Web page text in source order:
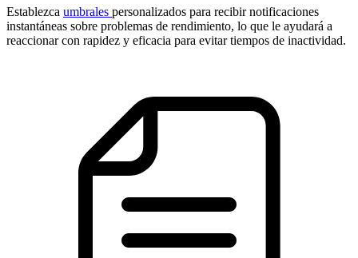
Establezca umbrales personalizados para recibir notificaciones
instantáneas sobre problemas de rendimiento, lo que le ayudará a
reaccionar con rapidez y eficacia para evitar tiempos de inactividad.